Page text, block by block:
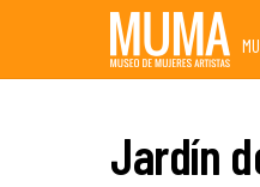
content
Jardín